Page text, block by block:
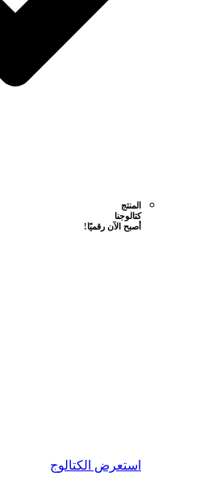
المنتج
كتالوجنا
أصبح الآن رقميًا!
استعرض الكتالوج